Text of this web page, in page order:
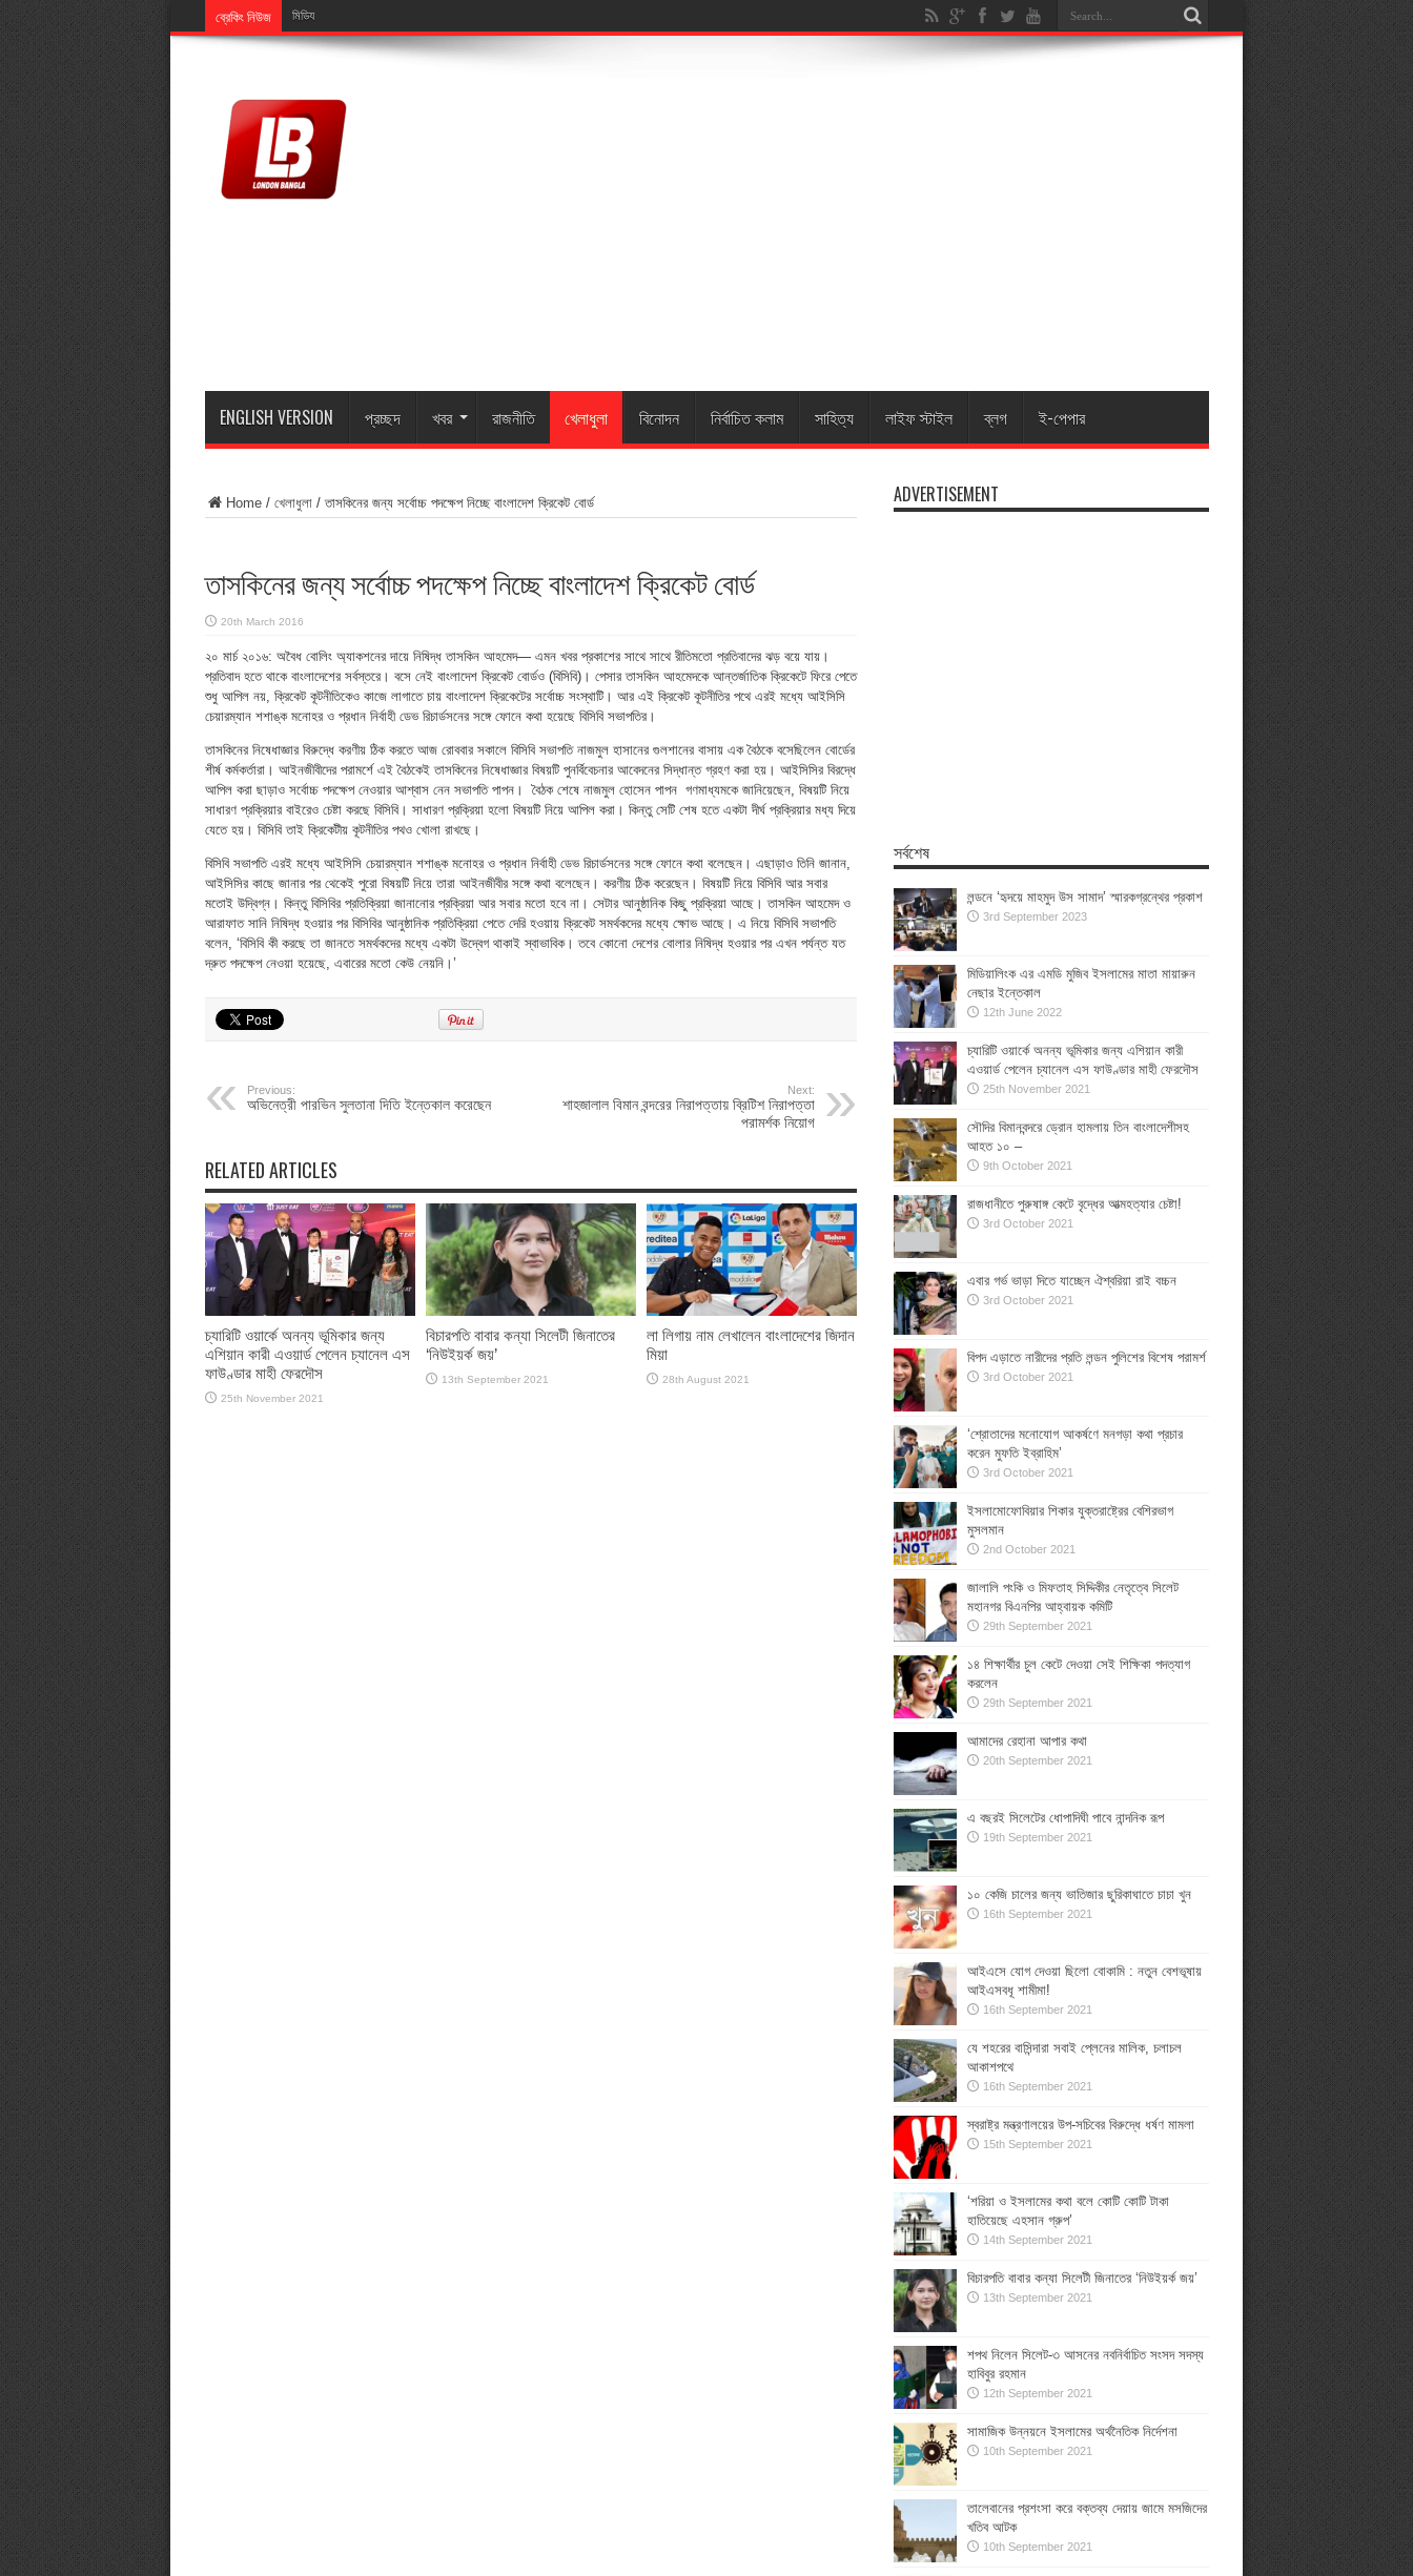
ব্রেকিং নিউজ মিডিয়ালিংক এর এমডি মুজিব ইসলামের মাতা মায়া
ENGLISH VERSION প্রচ্ছদ খবর রাজনীতি খেলাধুলা বিনোদন নির্বাচিত কলাম সাহিত্য লাইফ স্টাইল ব্লগ ই-পেপার
Home/ খেলাধুলা/তাসকিনের জন্য সর্বোচ্চ পদক্ষেপ নিচ্ছে বাংলাদেশ ক্রিকেট বোর্ড
তাসকিনের জন্য সর্বোচ্চ পদক্ষেপ নিচ্ছে বাংলাদেশ ক্রিকেট বোর্ড
20th March 2016
২০ মার্চ ২০১৬: অবৈধ বোলিং অ্যাকশনের দায়ে নিষিদ্ধ তাসকিন আহমেদ— এমন খবর প্রকাশের সাথে সাথে রীতিমতো প্রতিবাদের ঝড় বয়ে যায়।
প্রতিবাদ হতে থাকে বাংলাদেশের সর্বস্তরে। বসে নেই বাংলাদেশ ক্রিকেট বোর্ডও (বিসিবি)। পেসার তাসকিন আহমেদকে আন্তর্জাতিক ক্রিকেটে ফিরে পেতে
শুধু আপিল নয়, ক্রিকেট কূটনীতিকেও কাজে লাগাতে চায় বাংলাদেশ ক্রিকেটের সর্বোচ্চ সংস্থাটি। আর এই ক্রিকেট কূটনীতির পথে এরই মধ্যে আইসিসি
চেয়ারম্যান শশাঙ্ক মনোহর ও প্রধান নির্বাহী ডেভ রিচার্ডসনের সঙ্গে ফোনে কথা হয়েছে বিসিবি সভাপতির।
তাসকিনের নিষেধাজ্ঞার বিরুদ্ধে করণীয় ঠিক করতে আজ রোববার সকালে বিসিবি সভাপতি নাজমুল হাসানের গুলশানের বাসায় এক বৈঠকে বসেছিলেন বোর্ডের
শীর্ষ কর্মকর্তারা। আইনজীবীদের পরামর্শে এই বৈঠকেই তাসকিনের নিষেধাজ্ঞার বিষয়টি পুনর্বিবেচনার আবেদনের সিদ্ধান্ত গ্রহণ করা হয়। আইসিসির বিরদ্ধে
আপিল করা ছাড়াও সর্বোচ্চ পদক্ষেপ নেওয়ার আশ্বাস নেন সভাপতি পাপন। বৈঠক শেষে নাজমুল হোসেন পাপন গণমাধ্যমকে জানিয়েছেন, বিষয়টি নিয়ে
সাধারণ প্রক্রিয়ার বাইরেও চেষ্টা করছে বিসিবি। সাধারণ প্রক্রিয়া হলো বিষয়টি নিয়ে আপিল করা। কিন্তু সেটি শেষ হতে একটা দীর্ঘ প্রক্রিয়ার মধ্য দিয়ে
যেতে হয়। বিসিবি তাই ক্রিকেটীয় কূটনীতির পথও খোলা রাখছে।
বিসিবি সভাপতি এরই মধ্যে আইসিসি চেয়ারম্যান শশাঙ্ক মনোহর ও প্রধান নির্বাহী ডেভ রিচার্ডসনের সঙ্গে ফোনে কথা বলেছেন। এছাড়াও তিনি জানান,
আইসিসির কাছে জানার পর থেকেই পুরো বিষয়টি নিয়ে তারা আইনজীবীর সঙ্গে কথা বলেছেন। করণীয় ঠিক করেছেন। বিষয়টি নিয়ে বিসিবি আর সবার
মতোই উদ্বিগ্ন। কিন্তু বিসিবির প্রতিক্রিয়া জানানোর প্রক্রিয়া আর সবার মতো হবে না। সেটার আনুষ্ঠানিক কিছু প্রক্রিয়া আছে। তাসকিন আহমেদ ও
আরাফাত সানি নিষিদ্ধ হওয়ার পর বিসিবির আনুষ্ঠানিক প্রতিক্রিয়া পেতে দেরি হওয়ায় ক্রিকেট সমর্থকদের মধ্যে ক্ষোভ আছে। এ নিয়ে বিসিবি সভাপতি
বলেন, ‘বিসিবি কী করছে তা জানতে সমর্থকদের মধ্যে একটা উদ্বেগ থাকাই স্বাভাবিক। তবে কোনো দেশের বোলার নিষিদ্ধ হওয়ার পর এখন পর্যন্ত যত
দ্রুত পদক্ষেপ নেওয়া হয়েছে, এবারের মতো কেউ নেয়নি।’
Previous:
অভিনেত্রী পারভিন সুলতানা দিতি ইন্তেকাল করেছেন
Next:
শাহজালাল বিমান বন্দরের নিরাপত্তায় ব্রিটিশ নিরাপত্তা
পরামর্শক নিয়োগ
RELATED ARTICLES
চ্যারিটি ওয়ার্কে অনন্য ভূমিকার জন্য
এশিয়ান কারী এওয়ার্ড পেলেন চ্যানেল এস
ফাউণ্ডার মাহী ফেরদৌস
25th November 2021
বিচারপতি বাবার কন্যা সিলেটী জিনাতের
‘নিউইয়র্ক জয়’
13th September 2021
লা লিগায় নাম লেখালেন বাংলাদেশের জিদান
মিয়া
28th August 2021
ADVERTISEMENT
সর্বশেষ
লন্ডনে ‘হৃদয়ে মাহমুদ উস সামাদ’ স্মারকগ্রন্থের প্রকাশ
3rd September 2023
মিডিয়ালিংক এর এমডি মুজিব ইসলামের মাতা মায়ারুন
নেছার ইন্তেকাল
12th June 2022
চ্যারিটি ওয়ার্কে অনন্য ভূমিকার জন্য এশিয়ান কারী
এওয়ার্ড পেলেন চ্যানেল এস ফাউণ্ডার মাহী ফেরদৌস
25th November 2021
সৌদির বিমানবন্দরে ড্রোন হামলায় তিন বাংলাদেশীসহ
আহত ১০ –
9th October 2021
রাজধানীতে পুরুষাঙ্গ কেটে বৃদ্ধের আত্মহত্যার চেষ্টা!
3rd October 2021
এবার গর্ভ ভাড়া দিতে যাচ্ছেন ঐশ্বরিয়া রাই বচ্চন
3rd October 2021
বিপদ এড়াতে নারীদের প্রতি লন্ডন পুলিশের বিশেষ পরামর্শ
3rd October 2021
‘শ্রোতাদের মনোযোগ আকর্ষণে মনগড়া কথা প্রচার
করেন মুফতি ইব্রাহিম’
3rd October 2021
ইসলামোফোবিয়ার শিকার যুক্তরাষ্ট্রের বেশিরভাগ
মুসলমান
2nd October 2021
জালালি পংকি ও মিফতাহ সিদ্দিকীর নেতৃত্বে সিলেট
মহানগর বিএনপির আহ্বায়ক কমিটি
29th September 2021
১৪ শিক্ষার্থীর চুল কেটে দেওয়া সেই শিক্ষিকা পদত্যাগ
করলেন
29th September 2021
আমাদের রেহানা আপার কথা
20th September 2021
এ বছরই সিলেটের ধোপাদিঘী পাবে নান্দনিক রূপ
19th September 2021
১০ কেজি চালের জন্য ভাতিজার ছুরিকাঘাতে চাচা খুন
16th September 2021
আইএসে যোগ দেওয়া ছিলো বোকামি : নতুন বেশভূষায়
আইএসবধূ শামীমা!
16th September 2021
যে শহরের বাসিন্দারা সবাই প্লেনের মালিক, চলাচল
আকাশপথে
16th September 2021
স্বরাষ্ট্র মন্ত্রণালয়ের উপ-সচিবের বিরুদ্ধে ধর্ষণ মামলা
15th September 2021
‘শরিয়া ও ইসলামের কথা বলে কোটি কোটি টাকা
হাতিয়েছে এহসান গ্রুপ’
14th September 2021
বিচারপতি বাবার কন্যা সিলেটী জিনাতের ‘নিউইয়র্ক জয়’
13th September 2021
শপথ নিলেন সিলেট-৩ আসনের নবনির্বাচিত সংসদ সদস্য
হাবিবুর রহমান
12th September 2021
সামাজিক উন্নয়নে ইসলামের অর্থনৈতিক নির্দেশনা
10th September 2021
তালেবানের প্রশংসা করে বক্তব্য দেয়ায় জামে মসজিদের
খতিব আটক
10th September 2021